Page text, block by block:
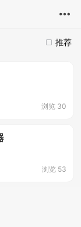
推荐
浏览 30
浏览 53